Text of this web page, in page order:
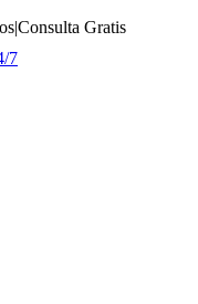
|Consulta Gratis
7